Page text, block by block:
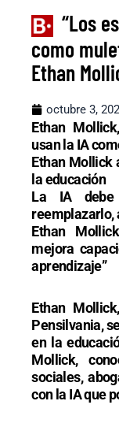
“Los
como
Ethan
octubre 3,
Ethan
usan la IA
Ethan Mollick
la educación
La IA debe
reemplazarlo,
Ethan
mejora
aprendizaje”
Ethan
Pensilvania,
en la
Mollick,
sociales,
con la IA que